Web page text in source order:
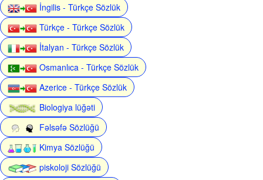
İngilis - Türkçe Sözlük
Türkçe - Türkçe Sözlük
İtalyan - Türkçe Sözlük
Osmanlıca - Türkçe Sözlük
Azerice - Türkçe Sözlük
Biologiya lüğəti
Fəlsəfə Sözlüğü
Kimya Sözlüğü
piskoloji Sözlüğü